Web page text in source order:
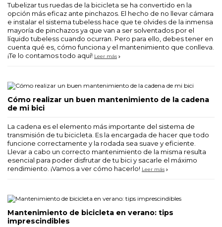
Tubelizar tus ruedas de la bicicleta se ha convertido en la
opción más eficaz ante pinchazos. El hecho de no llevar cámara
e instalar el sistema tubeless hace que te olvides de la inmensa
mayoría de pinchazos ya que van a ser solventados por el
líquido tubeless cuando ocurran. Pero para ello, debes tener en
cuenta qué es, cómo funciona y el mantenimiento que conlleva.
¡Te lo contamos todo aquí! Leer más
Cómo realizar un buen mantenimiento de la cadena
de mi bici
La cadena es el elemento más importante del sistema de
transmisión de tu bicicleta. Es la encargada de hacer que todo
funcione correctamente y la rodada sea suave y eficiente.
Llevar a cabo un correcto mantenimiento de la misma resulta
esencial para poder disfrutar de tu bici y sacarle el máximo
rendimiento. ¡Vamos a ver cómo hacerlo! Leer más
Mantenimiento de bicicleta en verano: tips
imprescindibles